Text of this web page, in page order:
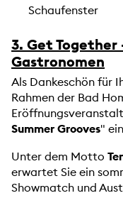
Schaufenster
3. Get
Gastronomen
Als Dankeschön für
Rahmen der Bad
Summer Grooves"
Unter dem Motto
erwartet Sie ein
Showmatch und